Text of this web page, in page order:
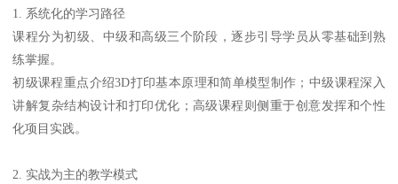
1. 系统化的学习路径
课程分为初级、中级和高级三个阶段，逐步引导学员从零基础到熟
练掌握。
初级课程重点介绍3D打印基本原理和简单模型制作；中级课程深入
讲解复杂结构设计和打印优化；高级课程则侧重于创意发挥和个性
化项目实践。
2. 实战为主的教学模式